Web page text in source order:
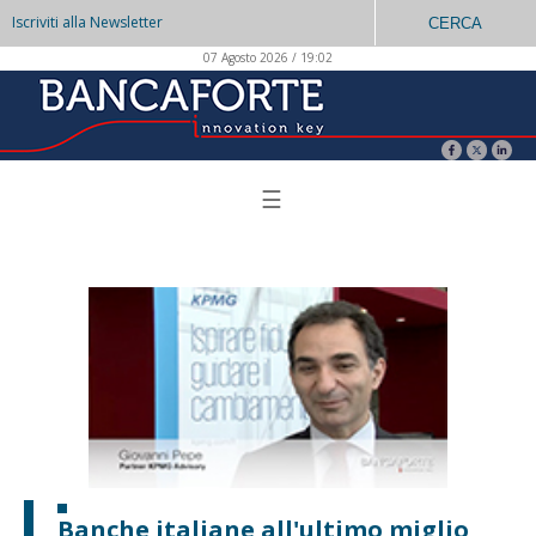
Iscriviti alla Newsletter CERCA
07 Agosto 2026 / 19:02
☰
Banche italiane all'ultimo miglio